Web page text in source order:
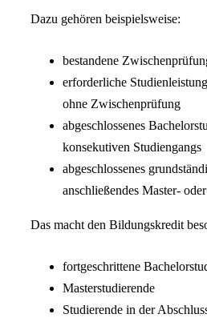
Dazu gehören beispielsweise:
bestandene
erforderliche
ohne Zwischenprüfung
abgeschlossenes
konsekutiven Studiengangs
abgeschlossenes
anschließendes Master-
Das macht den Bildungskredit
fortgeschrittene
Masterstudierende
Studierende in der